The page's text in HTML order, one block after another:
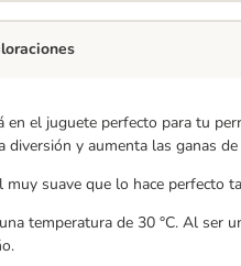
en el juguete perfecto para tu
diversión y aumenta las ganas
muy suave que lo hace perfecto
temperatura de 30 °C. Al